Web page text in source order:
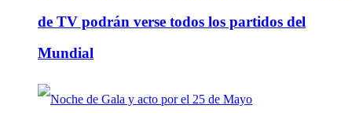
de TV podrán verse todos los partidos del
Mundial